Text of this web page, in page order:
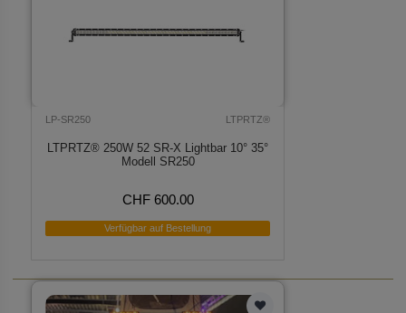
LP-SR250 LTPRTZ®
LTPRTZ® 250W 52 SR-X Lightbar 10° 35°
Modell SR250
CHF 600.00
Verfügbar auf Bestellung